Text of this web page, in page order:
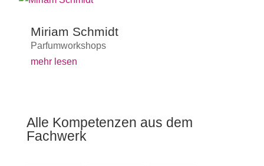
Miriam Schmidt
Parfumworkshops
mehr lesen
Alle Kompetenzen aus dem
Fachwerk